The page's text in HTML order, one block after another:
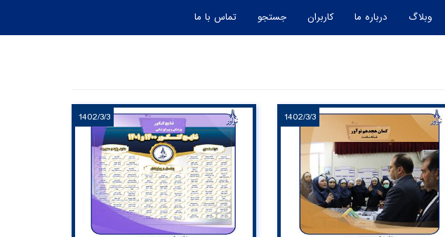
وبلاگ درباره ما کاربران جستجو تماس با ما
1402/3/3
1402/3/3